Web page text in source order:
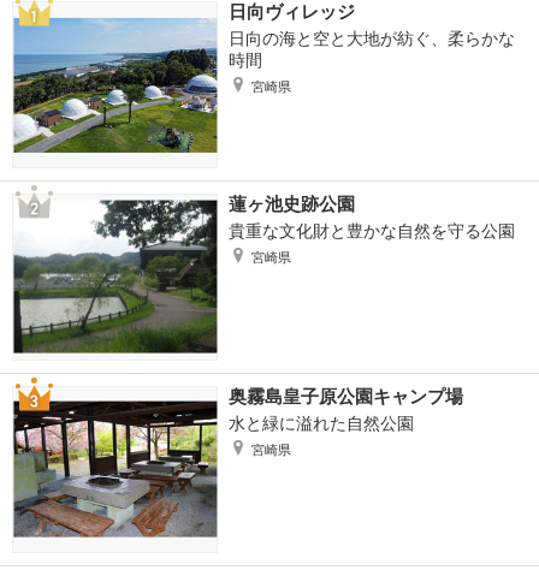
日向ヴィレッジ
日向の海と空と大地が紡ぐ、柔らかな
時間
宮崎県
蓮ヶ池史跡公園
貴重な文化財と豊かな自然を守る公園
宮崎県
奥霧島皇子原公園キャンプ場
水と緑に溢れた自然公園
宮崎県